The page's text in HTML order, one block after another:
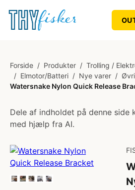
Forside / Produkter / Trolling /
/ Elmotor/Batteri / Nye varer /
Watersnake Nylon Quick Release
Dele af indholdet på denne side
med hjælp fra AI.